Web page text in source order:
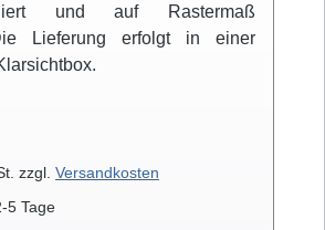
und auf Rastermaß
Lieferung erfolgt in einer
zzgl. Versandkosten
5 Tage